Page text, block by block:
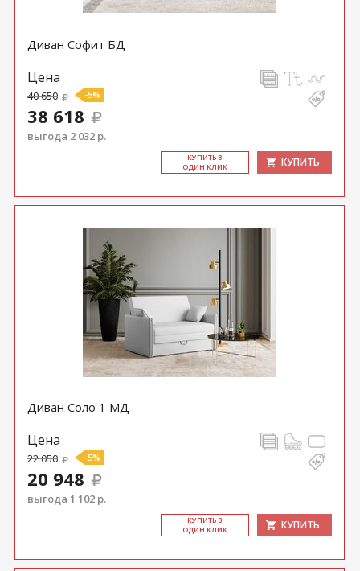
Диван Софит БД
Цена
40 650 -5%
38 618
выгода 2 032 р.
КУ­ПИТЬ В
ОДИН КЛИК
КУПИТЬ
Диван Соло 1 МД
Цена
22 050 -5%
20 948
выгода 1 102 р.
КУ­ПИТЬ В
ОДИН КЛИК
КУПИТЬ